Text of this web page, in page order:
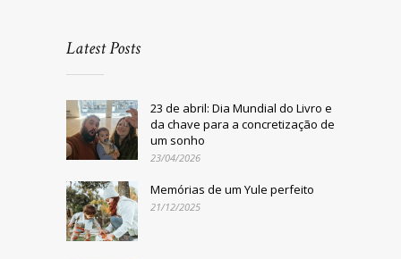
Latest Posts
23 de abril: Dia Mundial do Livro e
da chave para a concretização de
um sonho
23/04/2026
Memórias de um Yule perfeito
21/12/2025